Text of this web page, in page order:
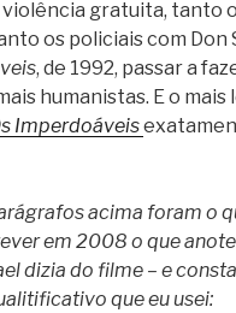
violência gratuita, tanto
os policiais com Don
, de 1992, passar a
humanistas. E o
Imperdoáveis
acima foram o
em 2008 o que
dizia do filme – e
que eu usei: